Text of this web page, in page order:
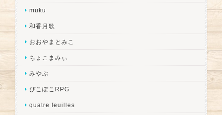
muku
和香月歌
おおやまとみこ
ちょこまみぃ
みやぶ
ぴこぽこRPG
quatre feuilles